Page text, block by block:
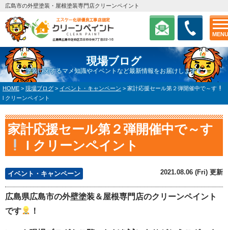
MENU
広島市の外壁塗装・屋根塗装専門店クリーンペイント
現場ブログ
塗装に関するマメ知識やイベントなど最新情報をお届けします！
HOME > 現場ブログ > イベント・キャンペーン > 家計応援セール第２弾開催中で～す
l クリーンペイント
家計応援セール第２弾開催中で～す
l クリーンペイント
イベント・キャンペーン 2021.08.06 (Fri) 更新
広島県広島市の外壁塗装＆屋根専門店のクリーンペイント
です
！